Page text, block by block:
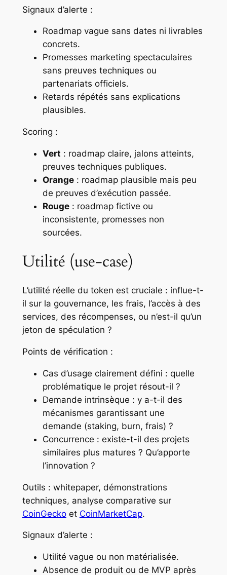
Signaux d’alerte :
Roadmap vague sans dates ni livrables
concrets.
Promesses marketing spectaculaires
sans preuves techniques ou
partenariats officiels.
Retards répétés sans explications
plausibles.
Scoring :
Vert : roadmap claire, jalons atteints,
preuves techniques publiques.
Orange: roadmap plausible mais peu
de preuves d’exécution passée.
Rouge: roadmap fictive ou
inconsistente, promesses non
sourcées.
Utilité (use-case)
L’utilité réelle du token est cruciale : influe-t-
il sur la gouvernance, les frais, l’accès à des
services, des récompenses, ou n’est-il qu’un
jeton de spéculation ?
Points de vérification :
Cas d’usage clairement défini : quelle
problématique le projet résout-il ?
Demande intrinsèque : y a-t-il des
mécanismes garantissant une
demande (staking, burn, frais) ?
Concurrence : existe-t-il des projets
similaires plus matures ? Qu’apporte
l’innovation ?
Outils : whitepaper, démonstrations
techniques, analyse comparative sur
CoinGeckoet CoinMarketCap.
Signaux d’alerte :
Utilité vague ou non matérialisée.
Absence de produit ou de MVP après